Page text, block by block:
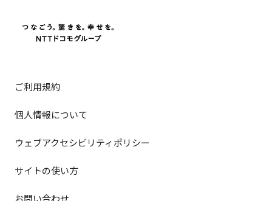
ご利用規約
個人情報について
ウェブアクセシビリティポリシー
サイトの使い方
お問い合わせ